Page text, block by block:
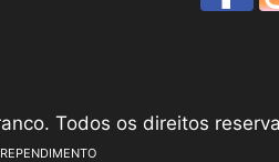
Todos os direitos